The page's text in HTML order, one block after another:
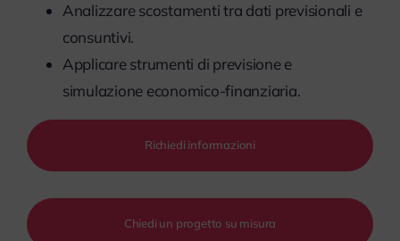
Analizzare scostamenti tra dati previsionali e
consuntivi.
Applicare strumenti di previsione e
simulazione economico-finanziaria.
Richiedi informazioni
Chiedi un progetto su misura